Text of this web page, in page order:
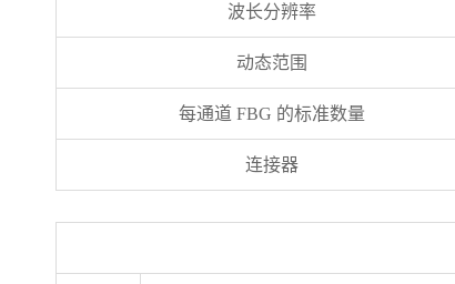
波长分辨率
动态范围
每通道 FBG 的标准数量
连接器